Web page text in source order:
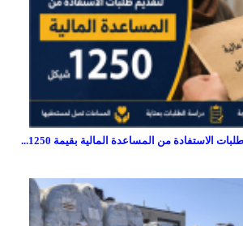
الاستفادة من المساعدة المالية بقيمة 1250...